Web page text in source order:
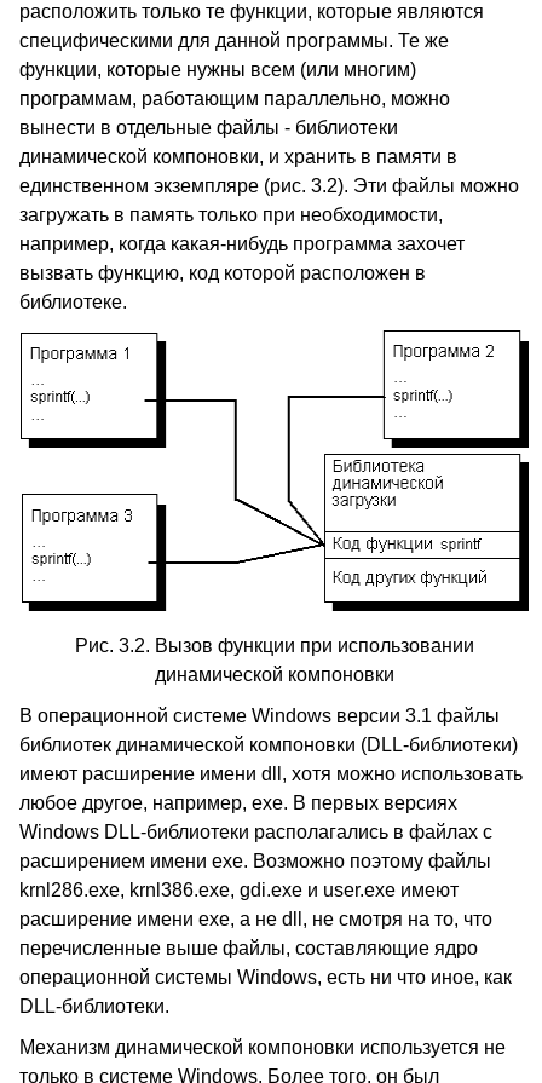
расположить только те функции, которые являются
специфическими для данной программы. Те же
функции, которые нужны всем (или многим)
программам, работающим параллельно, можно
вынести в отдельные файлы - библиотеки
динамической компоновки, и хранить в памяти в
единственном экземпляре (рис. 3.2). Эти файлы можно
загружать в память только при необходимости,
например, когда какая-нибудь программа захочет
вызвать функцию, код которой расположен в
библиотеке.
Рис. 3.2. Вызов функции при использовании
динамической компоновки
В операционной системе Windows версии 3.1 файлы
библиотек динамической компоновки (DLL-библиотеки)
имеют расширение имени dll, хотя можно использовать
любое другое, например, exe. В первых версиях
Windows DLL-библиотеки располагались в файлах с
расширением имени exe. Возможно поэтому файлы
krnl286.exe, krnl386.exe, gdi.exe и user.exe имеют
расширение имени exe, а не dll, не смотря на то, что
перечисленные выше файлы, составляющие ядро
операционной системы Windows, есть ни что иное, как
DLL-библиотеки.
Механизм динамической компоновки используется не
только в системе Windows. Более того, он был